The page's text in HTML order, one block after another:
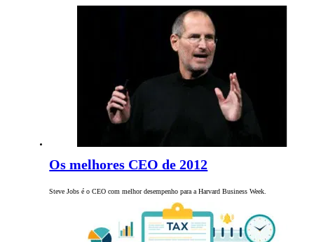
Os melhores CEO de 2012
Steve Jobs é o CEO com melhor desempenho para a Harvard Business Week.